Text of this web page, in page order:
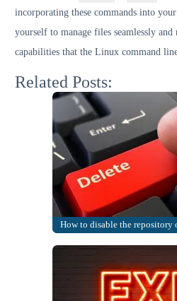
incorporating these commands into
yourself to manage files seamlessly
capabilities that the Linux command
Related Posts:
How to disable the repository